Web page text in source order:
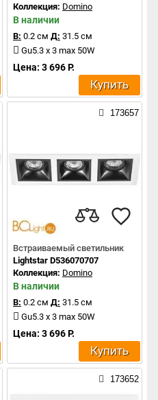
Коллекция: Domino
В наличии
В: 0.2 см Д: 31.5 см
Gu5.3 x 3 max 50W
Цена: 3 696 Р.
Купить
173657
Встраиваемый светильник
Lightstar D536070707
Коллекция: Domino
В наличии
В: 0.2 см Д: 31.5 см
Gu5.3 x 3 max 50W
Цена: 3 696 Р.
Купить
173652